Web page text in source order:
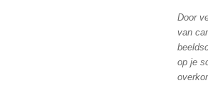
Door
van
op je